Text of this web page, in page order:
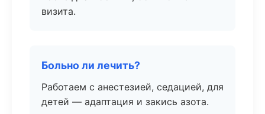
визита.
Больно ли лечить?
Работаем с анестезией, седацией, для
детей — адаптация и закись азота.